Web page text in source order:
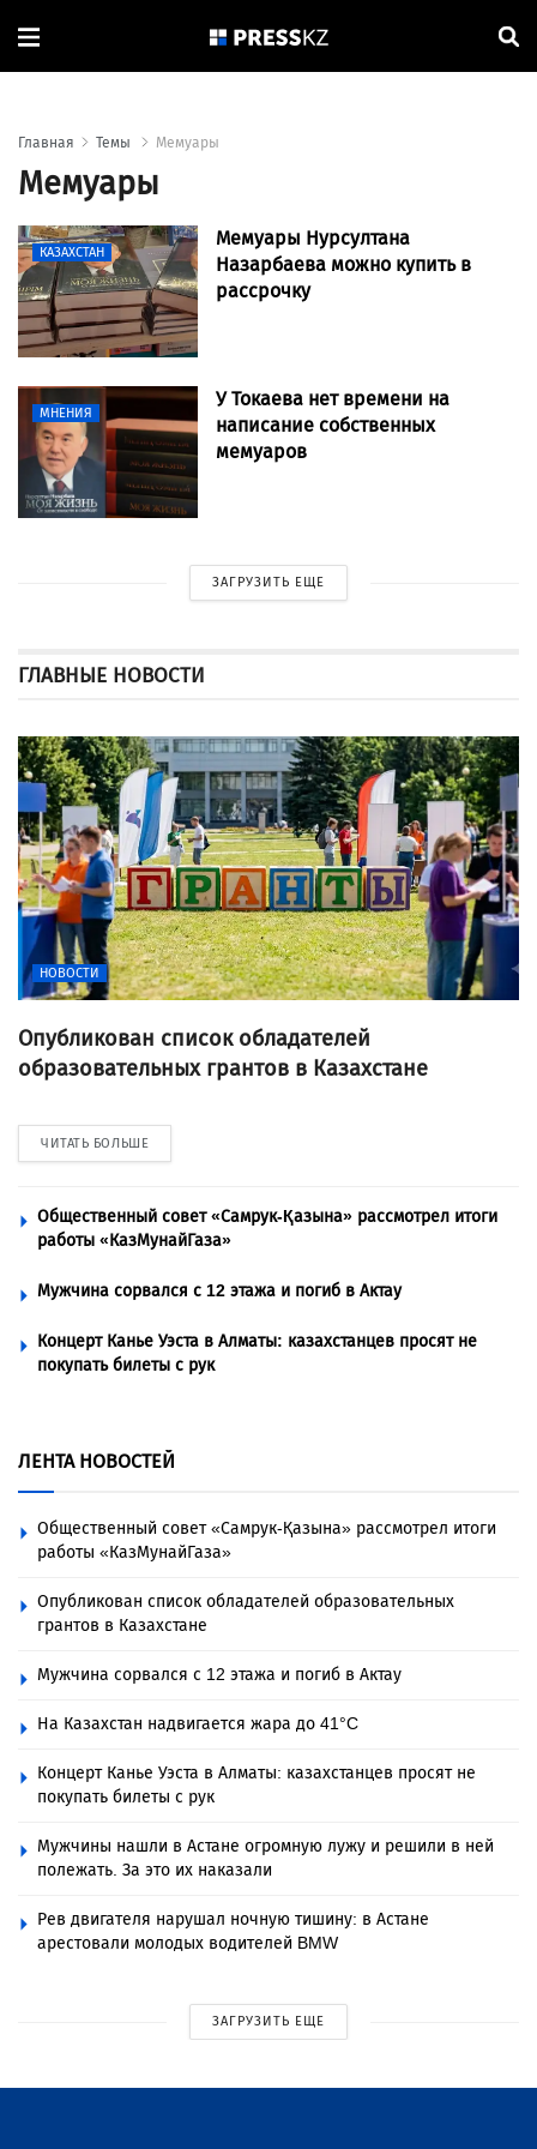
Главная Темы Мемуары
Мемуары
КАЗАХСТАН
Мемуары Нурсултана
Назарбаева можно купить в
рассрочку
МНЕНИЯ
У Токаева нет времени на
написание собственных
мемуаров
ЗАГРУЗИТЬ ЕЩЕ
ГЛАВНЫЕ НОВОСТИ
НОВОСТИ
Опубликован список обладателей
образовательных грантов в Казахстане
ЧИТАТЬ БОЛЬШЕ
Общественный совет «Самрук-Қазына» рассмотрел итоги
работы «КазМунайГаза»
Мужчина сорвался с 12 этажа и погиб в Актау
Концерт Канье Уэста в Алматы: казахстанцев просят не
покупать билеты с рук
ЛЕНТА НОВОСТЕЙ
Общественный совет «Самрук-Қазына» рассмотрел итоги
работы «КазМунайГаза»
Опубликован список обладателей образовательных
грантов в Казахстане
Мужчина сорвался с 12 этажа и погиб в Актау
На Казахстан надвигается жара до 41°C
Концерт Канье Уэста в Алматы: казахстанцев просят не
покупать билеты с рук
Мужчины нашли в Астане огромную лужу и решили в ней
полежать. За это их наказали
Рев двигателя нарушал ночную тишину: в Астане
арестовали молодых водителей BMW
ЗАГРУЗИТЬ ЕЩЕ